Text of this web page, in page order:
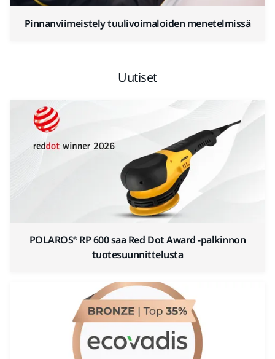
Pinnanviimeistely tuulivoimaloiden menetelmissä
Uutiset
POLAROS® RP 600 saa Red Dot Award -palkinnon
tuotesuunnittelusta